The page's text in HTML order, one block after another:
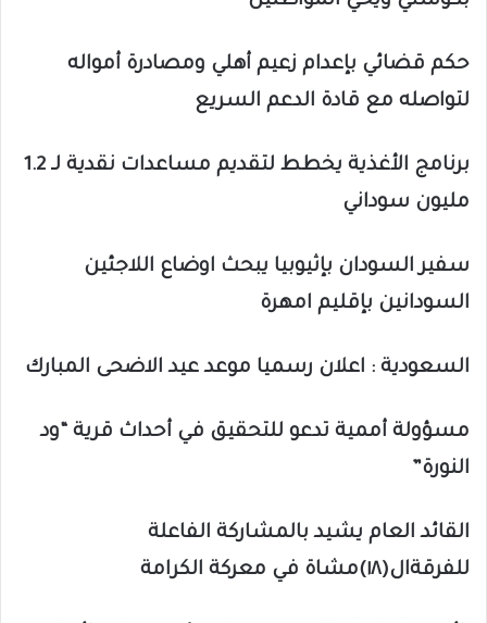
حكم قضائي بإعدام زعيم أهلي ومصادرة أمواله
لتواصله مع قادة الدعم السريع
برنامج الأغذية يخطط لتقديم مساعدات نقدية لـ 1.2
مليون سوداني
سفير السودان بإثيوبيا يبحث اوضاع اللاجئين
السودانين بإقليم امهرة
السعودية : اعلان رسميا موعد عيد الاضحى المبارك
مسؤولة أممية تدعو للتحقيق في أحداث قرية “ود
النورة”
القائد العام يشيد بالمشاركة الفاعلة
للفرقةال(١٨)مشاة في معركة الكرامة